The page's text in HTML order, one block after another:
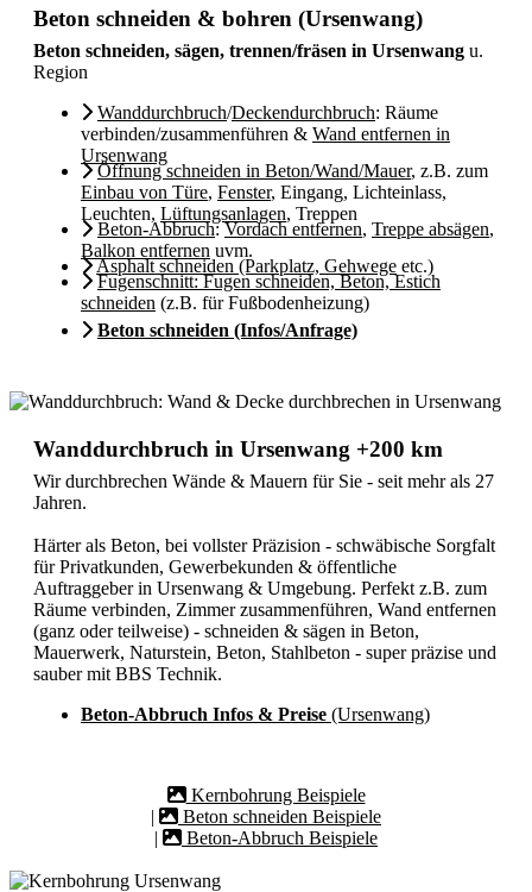
Beton schneiden & bohren (Ursenwang)
Beton schneiden, sägen, trennen/fräsen in Ursenwang u.
Region
Wanddurchbruch/Deckendurchbruch: Räume
verbinden/zusammenführen & Wand entfernen in
Ursenwang
Öffnung schneiden in Beton/Wand/Mauer, z.B. zum
Einbau von Türe, Fenster, Eingang, Lichteinlass,
Leuchten, Lüftungsanlagen, Treppen
Beton-Abbruch:Vordach entfernen, Treppe absägen,
Balkon entfernen uvm.
Asphalt schneiden (Parkplatz, Gehwege etc.)
Fugenschnitt: Fugen schneiden, Beton, Estich
schneiden (z.B. für Fußbodenheizung)
Beton schneiden (Infos/Anfrage)
Wanddurchbruch in Ursenwang +200 km
Wir durchbrechen Wände & Mauern für Sie - seit mehr als 27
Jahren.
Härter als Beton, bei vollster Präzision - schwäbische Sorgfalt
für Privatkunden, Gewerbekunden & öffentliche
Auftraggeber in Ursenwang & Umgebung. Perfekt z.B. zum
Räume verbinden, Zimmer zusammenführen, Wand entfernen
(ganz oder teilweise) - schneiden & sägen in Beton,
Mauerwerk, Naturstein, Beton, Stahlbeton - super präzise und
sauber mit BBS Technik.
Beton-Abbruch Infos & Preise (Ursenwang)
Kernbohrung Beispiele
|
Beton schneiden Beispiele
|
Beton-Abbruch Beispiele